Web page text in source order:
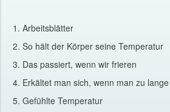
1. Arbeitsblätter
2. So hält der Körper seine Temperatur
3. Das passiert, wenn wir frieren
4. Erkältet man sich, wenn man zu
5. Gefühlte Temperatur